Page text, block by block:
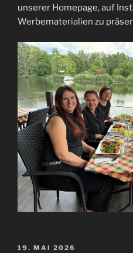
unserer Homepage, auf
Werbematerialien zu
VERÖFFENTLICHT
19. MAI 2026